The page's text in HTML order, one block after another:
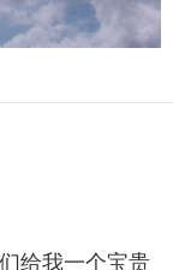
给我一个宝贵